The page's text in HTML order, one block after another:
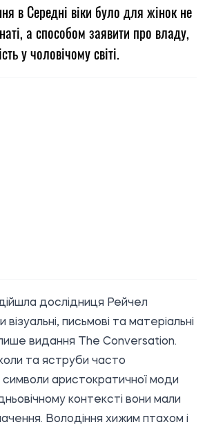
в Середні віки було для жінок не
а способом заявити про владу,
у чоловічому світі.
дослідниця Рейчел
письмові та матеріальні
видання The Conversation.
та яструби часто
аристократичної моди
контексті вони мали
Володіння хижим птахом і